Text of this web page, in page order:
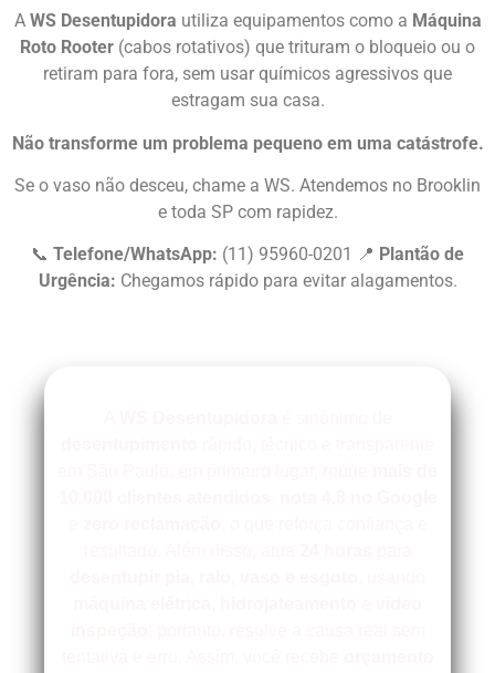
A WS Desentupidora utiliza equipamentos como a Máquina
Roto Rooter (cabos rotativos) que trituram o bloqueio ou o
retiram para fora, sem usar químicos agressivos que
estragam sua casa.
Não transforme um problema pequeno em uma catástrofe.
Se o vaso não desceu, chame a WS. Atendemos no Brooklin
e toda SP com rapidez.
📞 Telefone/WhatsApp: (11) 95960-0201 📍 Plantão de
Urgência: Chegamos rápido para evitar alagamentos.